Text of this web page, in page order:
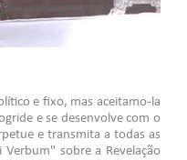
e fixo, mas aceitamo-la
e se desenvolve com o
e transmita a todas as
sobre a Revelação